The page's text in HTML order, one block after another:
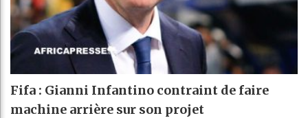
Fifa : Gianni Infantino contraint de faire
machine arrière sur son projet